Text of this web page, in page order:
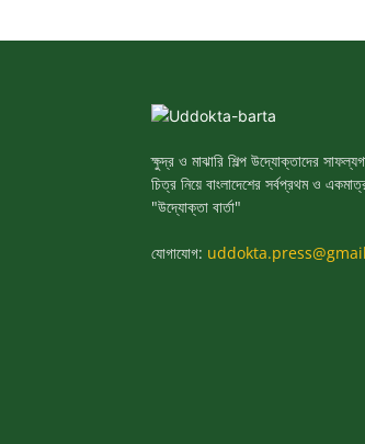
ক্ষুদ্র ও মাঝারি শিল্প উদ্যোক্তাদের
চিত্র নিয়ে বাংলাদেশের সর্বপ্রথম ও
"উদ্যোক্তা বার্তা"
যোগাযোগ: